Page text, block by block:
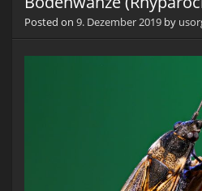
Posted on 9. Dezember 2019 by